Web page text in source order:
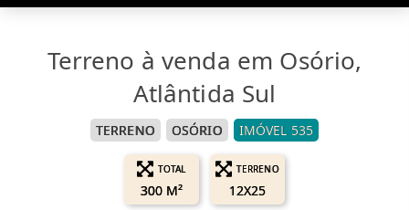
Terreno à venda em Osório,
Atlântida Sul
TERRENO OSÓRIO IMÓVEL 535
TOTAL
300 M²
TERRENO
12X25